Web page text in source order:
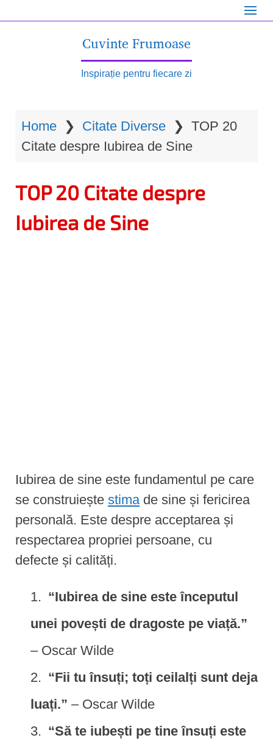
Cuvinte Frumoase
Inspirație pentru fiecare zi
Home ❯ Citate Diverse ❯ TOP 20
Citate despre Iubirea de Sine
TOP 20 Citate despre
Iubirea de Sine
Iubirea de sine este fundamentul pe care
se construiește stima de sine și fericirea
personală. Este despre acceptarea și
respectarea propriei persoane, cu
defecte și calități.
“Iubirea de sine este începutul
unei povești de dragoste pe viață.”
– Oscar Wilde
“Fii tu însuți; toți ceilalți sunt deja
luați.” – Oscar Wilde
“Să te iubești pe tine însuți este